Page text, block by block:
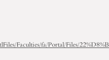
Faculties/fa/Portal/Files/